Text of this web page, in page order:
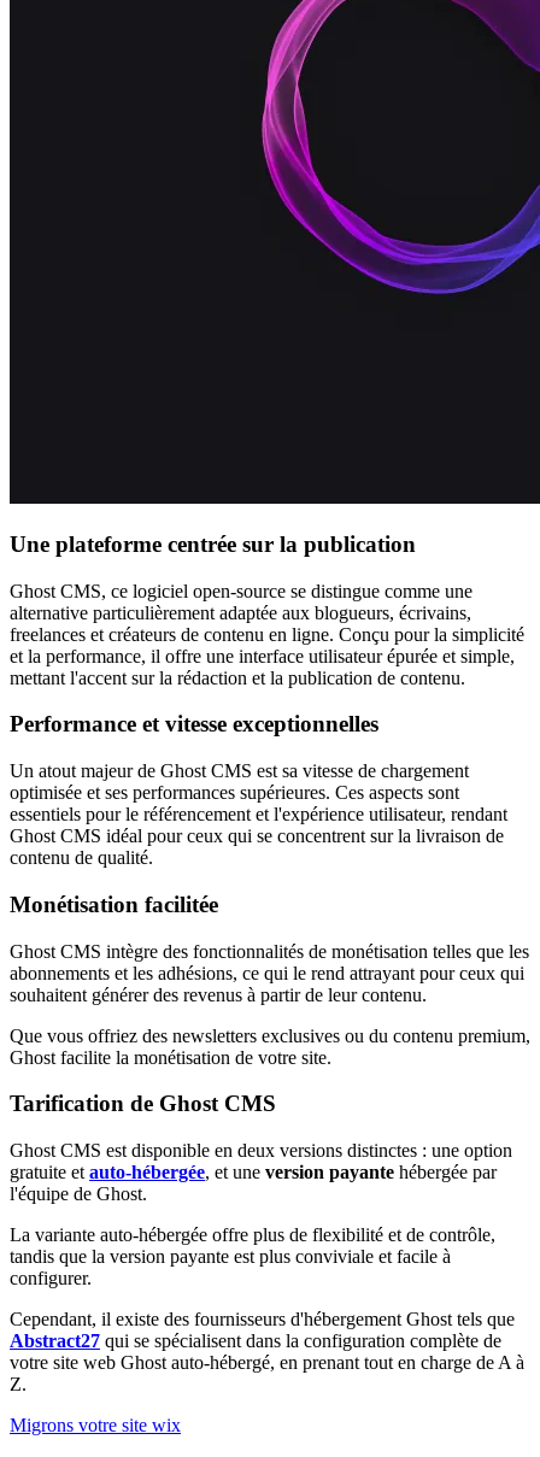
Une plateforme centrée sur la publication
Ghost CMS, ce logiciel open-source se distingue comme une
alternative particulièrement adaptée aux blogueurs, écrivains,
freelances et créateurs de contenu en ligne. Conçu pour la simplicité
et la performance, il offre une interface utilisateur épurée et simple,
mettant l'accent sur la rédaction et la publication de contenu.
Performance et vitesse exceptionnelles
Un atout majeur de Ghost CMS est sa vitesse de chargement
optimisée et ses performances supérieures. Ces aspects sont
essentiels pour le référencement et l'expérience utilisateur, rendant
Ghost CMS idéal pour ceux qui se concentrent sur la livraison de
contenu de qualité.
Monétisation facilitée
Ghost CMS intègre des fonctionnalités de monétisation telles que les
abonnements et les adhésions, ce qui le rend attrayant pour ceux qui
souhaitent générer des revenus à partir de leur contenu.
Que vous offriez des newsletters exclusives ou du contenu premium,
Ghost facilite la monétisation de votre site.
Tarification de Ghost CMS
Ghost CMS est disponible en deux versions distinctes : une option
gratuite et auto-hébergée, et une version payante hébergée par
l'équipe de Ghost.
La variante auto-hébergée offre plus de flexibilité et de contrôle,
tandis que la version payante est plus conviviale et facile à
configurer.
Cependant, il existe des fournisseurs d'hébergement Ghost tels que
Abstract27 qui se spécialisent dans la configuration complète de
votre site web Ghost auto-hébergé, en prenant tout en charge de A à
Z.
Migrons votre site wix